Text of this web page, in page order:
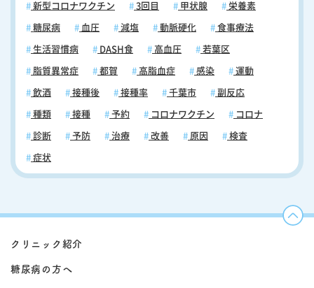
新型コロナワクチン 3回目 甲状腺 栄養素
糖尿病 血圧 減塩 動脈硬化 食事療法
生活習慣病 DASH食 高血圧 若葉区
脂質異常症 都賀 高脂血症 感染 運動
飲酒 接種後 接種率 千葉市 副反応
種類 接種 予約 コロナワクチン コロナ
診断 予防 治療 改善 原因 検査
症状
クリニック紹介
糖尿病の方へ